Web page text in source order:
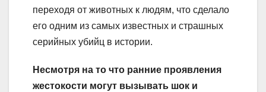
переходя от животных к людям, что сделало
его одним из самых известных и страшных
серийных убийц в истории.
Несмотря на то что ранние проявления
жестокости могут вызывать шок и